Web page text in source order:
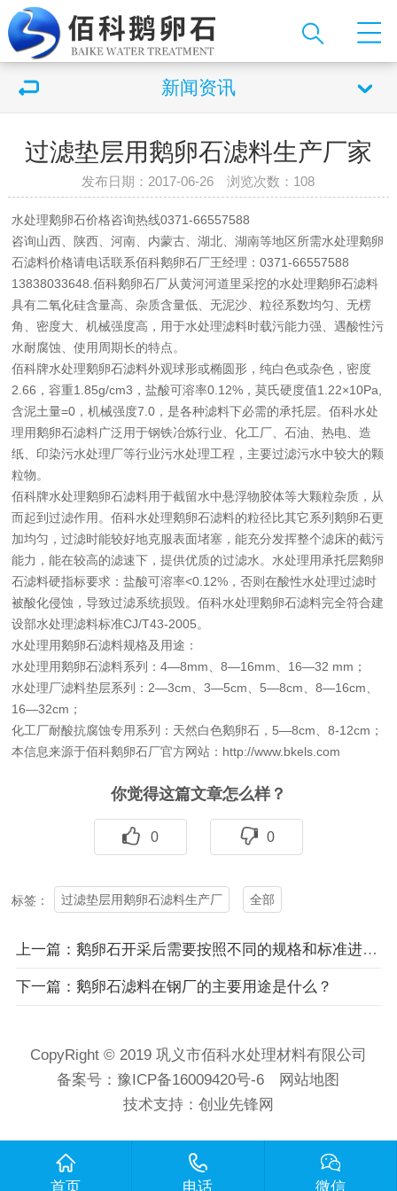
新闻资讯
过滤垫层用鹅卵石滤料生产厂家
发布日期：2017-06-26 浏览次数： 108
水处理鹅卵石价格咨询热线0371-66557588
咨询山西、陕西、河南、内蒙古、湖北、湖南等地区所需水处理鹅卵
石滤料价格请电话联系佰科鹅卵石厂王经理：0371-66557588
13838033648.佰科鹅卵石厂从黄河河道里采挖的水处理鹅卵石滤料
具有二氧化硅含量高、杂质含量低、无泥沙、粒径系数均匀、无楞
角、密度大、机械强度高，用于水处理滤料时载污能力强、遇酸性污
水耐腐蚀、使用周期长的特点。
佰科牌水处理鹅卵石滤料外观球形或椭圆形，纯白色或杂色，密度
2.66，容重1.85g/cm3，盐酸可溶率0.12%，莫氏硬度值1.22×10Pa,
含泥土量=0，机械强度7.0，是各种滤料下必需的承托层。佰科水处
理用鹅卵石滤料广泛用于钢铁冶炼行业、化工厂、石油、热电、造
纸、印染污水处理厂等行业污水处理工程，主要过滤污水中较大的颗
粒物。
佰科牌水处理鹅卵石滤料用于截留水中悬浮物胶体等大颗粒杂质，从
而起到过滤作用。佰科水处理鹅卵石滤料的粒径比其它系列鹅卵石更
加均匀，过滤时能较好地克服表面堵塞，能充分发挥整个滤床的截污
能力，能在较高的滤速下，提供优质的过滤水。水处理用承托层鹅卵
石滤料硬指标要求：盐酸可溶率<0.12%，否则在酸性水处理过滤时
被酸化侵蚀，导致过滤系统损毁。佰科水处理鹅卵石滤料完全符合建
设部水处理滤料标准CJ/T43-2005。
水处理用鹅卵石滤料规格及用途：
水处理用鹅卵石滤料系列：4—8mm、8—16mm、16—32 mm；
水处理厂滤料垫层系列：2—3cm、3—5cm、5—8cm、8—16cm、
16—32cm；
化工厂耐酸抗腐蚀专用系列：天然白色鹅卵石，5—8cm、8-12cm；
本信息来源于佰科鹅卵石厂官方网站： http://www.bkels.com
你觉得这篇文章怎么样？
0 0
标签： 过滤垫层用鹅卵石滤料生产厂 全部
上一篇：鹅卵石开采后需要按照不同的规格和标准进行加工
下一篇：鹅卵石滤料在钢厂的主要用途是什么？
CopyRight © 2019 巩义市佰科水处理材料有限公司
备案号：豫ICP备16009420号-6
网站地图
技术支持： 创业先锋网
首页 电话 微信